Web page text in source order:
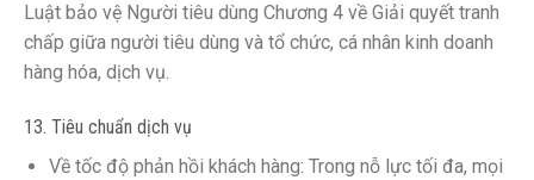
Luật bảo vệ Người tiêu dùng Chương 4 về Giải quyết tranh
chấp giữa người tiêu dùng và tổ chức, cá nhân kinh doanh
hàng hóa, dịch vụ.
13. Tiêu chuẩn dịch vụ
Về tốc độ phản hồi khách hàng: Trong nỗ lực tối đa, mọi